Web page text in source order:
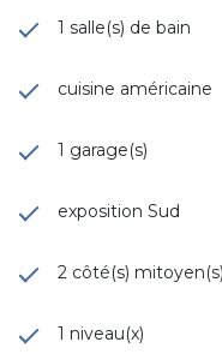
1 salle(s) de bain
cuisine américaine
1 garage(s)
exposition Sud
2 côté(s) mitoyen(s)
1 niveau(x)